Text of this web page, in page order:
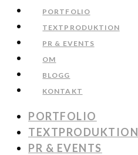
PORTFOLIO
TEXTPRODUKTION
PR & EVENTS
OM
BLOGG
KONTAKT
PORTFOLIO
TEXTPRODUKTION
PR & EVENTS